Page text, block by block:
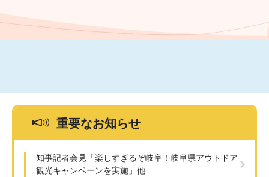
文
重要なお知らせ
知事記者会見「楽しすぎるぞ岐阜！岐阜県アウトドア
観光キャンペーンを実施」他